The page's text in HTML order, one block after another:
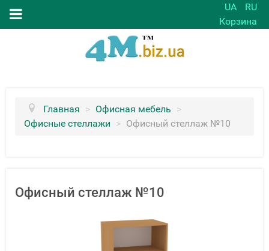
UA
RU
Корзина
Главная > Офисная мебель >
Офисные стеллажи > Офисный стеллаж №10
Офисный стеллаж №10